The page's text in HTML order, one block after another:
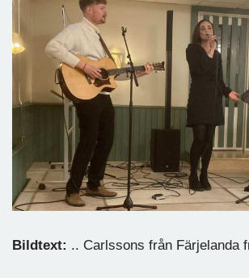
Bildtext: .. Carlssons från Färjelanda